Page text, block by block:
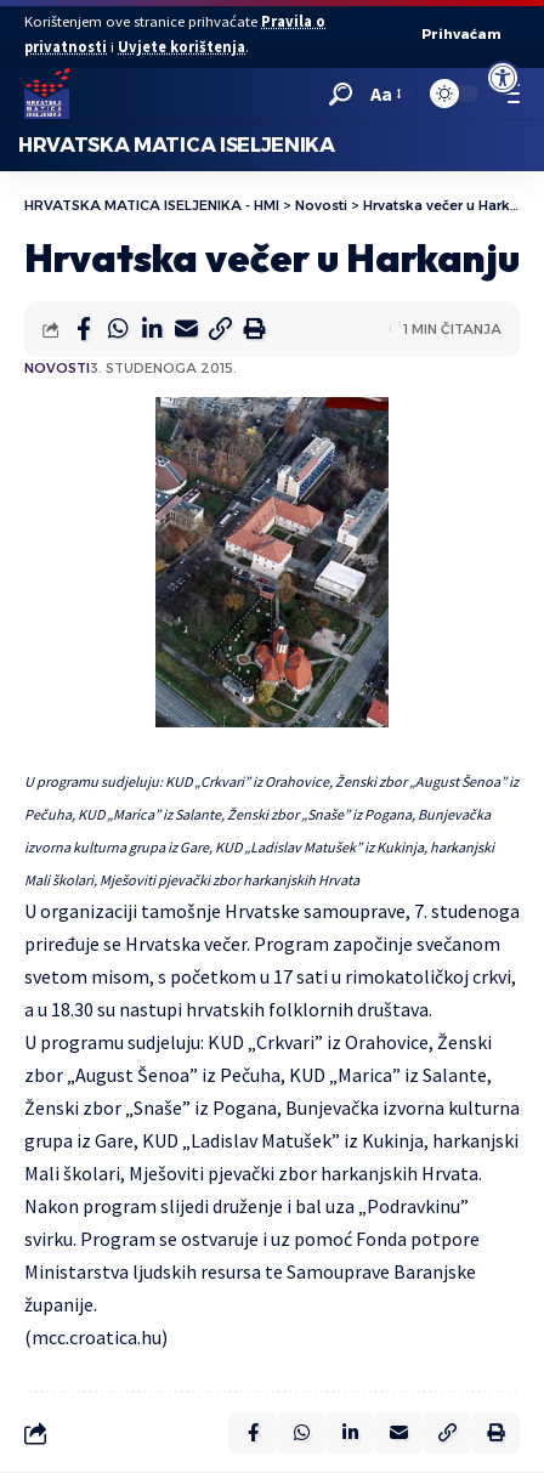
Open
Korištenjem ove stranice prihvaćate Pravila o
privatnosti i Uvjete korištenja.
Prihvaćam
Aa
HRVATSKA MATICA ISELJENIKA
HRVATSKA MATICA ISELJENIKA - HMI > Novosti > Hrvatska večer u Harkanju
Hrvatska večer u Harkanju
NOVOSTI3. STUDENOGA 2015.
1 MIN ČITANJA
U programu sudjeluju: KUD „Crkvari” iz Orahovice, Ženski zbor „August Šenoa” iz
Pečuha, KUD „Marica” iz Salante, Ženski zbor „Snaše” iz Pogana, Bunjevačka
izvorna kulturna grupa iz Gare, KUD „Ladislav Matušek” iz Kukinja, harkanjski
Mali školari, Mješoviti pjevački zbor harkanjskih Hrvata
U organizaciji tamošnje Hrvatske samouprave, 7. studenoga
priređuje se Hrvatska večer. Program započinje svečanom
svetom misom, s početkom u 17 sati u rimokatoličkoj crkvi,
a u 18.30 su nastupi hrvatskih folklornih društava.
U programu sudjeluju: KUD „Crkvari” iz Orahovice, Ženski
zbor „August Šenoa” iz Pečuha, KUD „Marica” iz Salante,
Ženski zbor „Snaše” iz Pogana, Bunjevačka izvorna kulturna
grupa iz Gare, KUD „Ladislav Matušek” iz Kukinja, harkanjski
Mali školari, Mješoviti pjevački zbor harkanjskih Hrvata.
Nakon program slijedi druženje i bal uza „Podravkinu”
svirku. Program se ostvaruje i uz pomoć Fonda potpore
Ministarstva ljudskih resursa te Samouprave Baranjske
županije.
(mcc.croatica.hu)